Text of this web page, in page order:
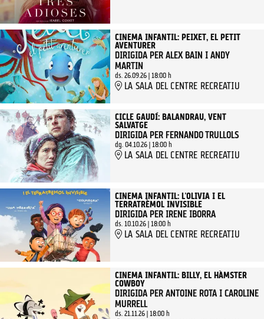
CINEMA INFANTIL: PEIXET, EL PETIT
AVENTURER
DIRIGIDA PER ALEX BAIN I ANDY
MARTIN
ds. 26.09.26| 18:00 h
LA SALA DEL CENTRE RECREATIU
CICLE GAUDÍ: BALANDRAU, VENT
SALVATGE
DIRIGIDA PER FERNANDO TRULLOLS
dg. 04.10.26| 18:00 h
LA SALA DEL CENTRE RECREATIU
CINEMA INFANTIL: L'OLIVIA I EL
TERRATRÈMOL INVISIBLE
DIRIGIDA PER IRENE IBORRA
ds. 10.10.26| 18:00 h
LA SALA DEL CENTRE RECREATIU
CINEMA INFANTIL: BILLY, EL HÀMSTER
COWBOY
DIRIGIDA PER ANTOINE ROTA I CAROLINE
MURRELL
ds. 21.11.26| 18:00 h